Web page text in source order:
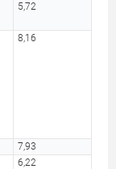
5,72
8,16
7,93
6,22